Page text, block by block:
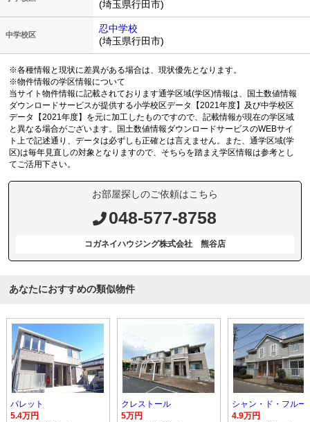
(埼玉県行田市)
中学校区
忍中学校
(埼玉県行田市)
※各種情報と現状に差異がある場合は、現状優先となります。
※物件情報の学区情報について
当サイト物件情報に記載されております通学区域(学区)情報は、国土数値情報
ダウンロードサービスが提供する小学校区データ【2021年度】及び中学校区
データ【2021年度】を元に加工したものですので、記載情報が現在の学区域
と異なる場合がございます。国土数値情報ダウンロードサービスのWEBサイ
ト上で記述通り、データは必ずしも正確とは言えません。また、通学区域(学
区)は毎年見直しの対象となりますので、そちらを踏まえ学区情報は参考とし
てご活用下さい。
お部屋探しのご依頼はこちら
048-577-8758
コガネイハウジング株式会社 熊谷店
あなたにおすすめの類似物件
パレット
5.4万円
クレストール
5万円
シャン・ド・フルー
4.9万円